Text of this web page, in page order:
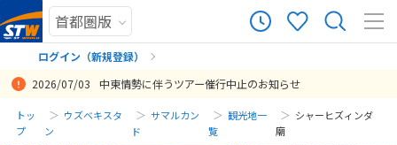
ログイン（新規登録）
まだ履歴がありません
2026/07/03 中東情勢に伴うツアー催行中止のお知らせ
トッ
プ
ウズベキスタ
ン
サマルカン
ド
観光地一
覧
シャーヒズィンダ
廟